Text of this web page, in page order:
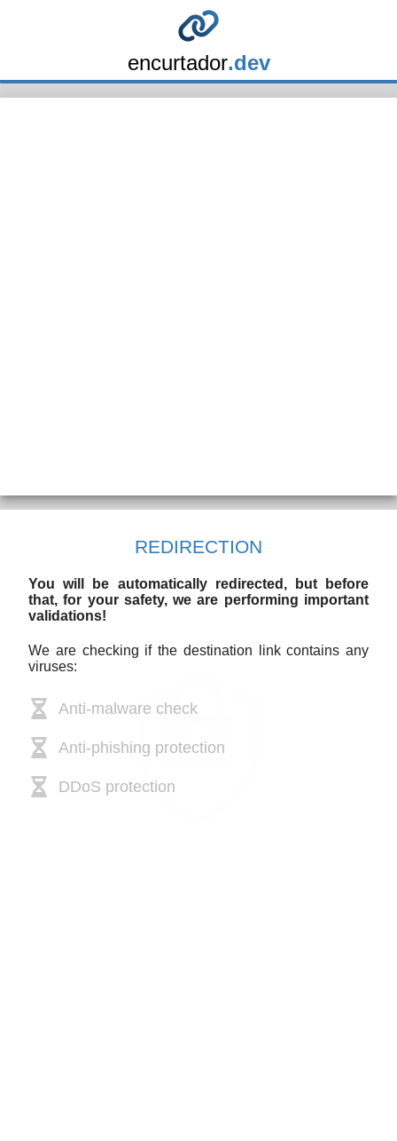
encurtador.dev
REDIRECTION
You will be automatically redirected, but before
that, for your safety, we are performing important
validations!
We are checking if the destination link contains any
viruses:
Anti-malware check
Anti-phishing protection
DDoS protection